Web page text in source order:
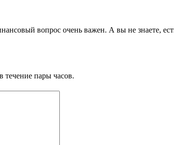
вопрос очень важен. А вы не знаете,
течение пары часов.